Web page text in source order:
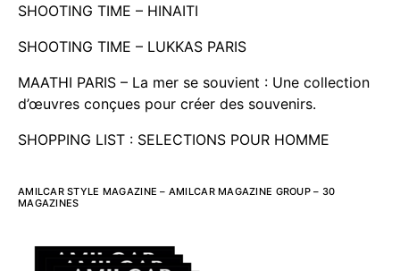
SHOOTING TIME – HINAITI
SHOOTING TIME – LUKKAS PARIS
MAATHI PARIS – La mer se souvient : Une collection
d’œuvres conçues pour créer des souvenirs.
SHOPPING LIST : SELECTIONS POUR HOMME
AMILCAR STYLE MAGAZINE – AMILCAR MAGAZINE GROUP – 30
MAGAZINES